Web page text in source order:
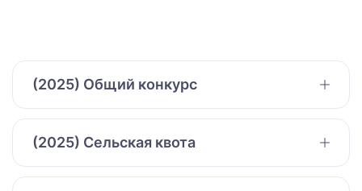
(2025) Общий конкурс
(2025) Сельская квота